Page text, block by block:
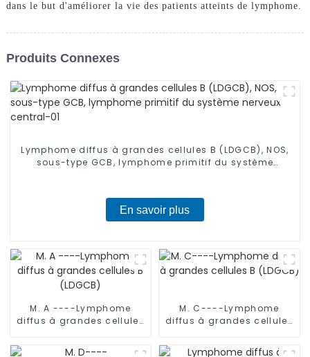
dans le but d'améliorer la vie des patients atteints de lymphome.
Produits Connexes
Lymphome diffus à grandes cellules B (LDGCB), NOS,
sous-type GCB, lymphome primitif du système
En savoir plus
M. A ----Lymphome
diffus à grandes cellules
M. C----Lymphome
diffus à grandes cellules